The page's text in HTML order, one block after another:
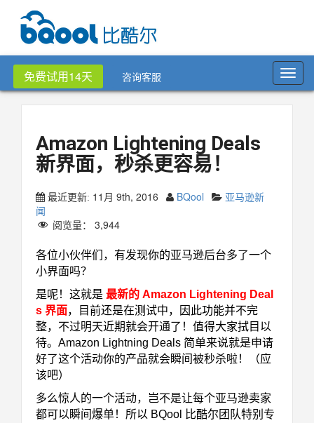
免费试用14天 咨询客服
Amazon Lightening Deals
新界面，秒杀更容易！
最近更新: 11月 9th, 2016 BQool
亚马逊新
闻
阅览量： 3,944
各位小伙伴们，有发现你的亚马逊后台多了一个
小界面吗？
是呢！这就是 最新的 Amazon Lightening Deal
s 界面，目前还是在测试中，因此功能并不完
整，不过明天近期就会开通了！值得大家拭目以
待。Amazon Lightning Deals 简单来说就是申请
好了这个活动你的产品就会瞬间被秒杀啦！（应
该吧）
多么惊人的一个活动，岂不是让每个亚马逊卖家
都可以瞬间爆单！所以 BQool 比酷尔团队特别专